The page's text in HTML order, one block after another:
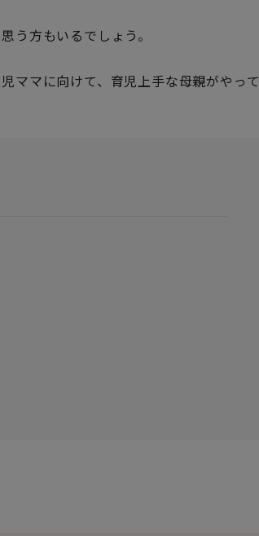
う方もいるでしょう。
ママに向けて、育児上手な母親がやって